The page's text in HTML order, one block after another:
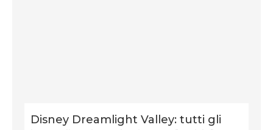
Disney Dreamlight Valley: tutti gli